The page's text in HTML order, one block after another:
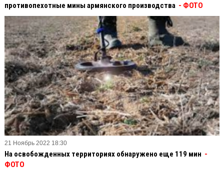
противопехотные мины армянского производства - ФОТО
21 Ноябрь 2022 18:30
На освобожденных территориях обнаружено еще 119 мин -
ФОТО